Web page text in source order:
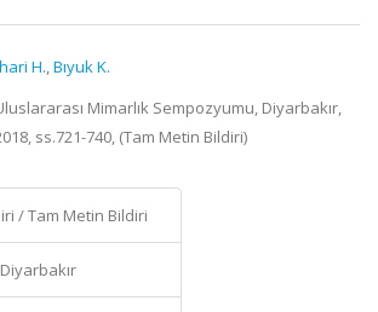
H.,Bıyuk K.
Mimarlık Sempozyumu, Diyarbakır,
ss.721-740, (Tam Metin Bildiri)
/ Tam Metin Bildiri
Diyarbakır